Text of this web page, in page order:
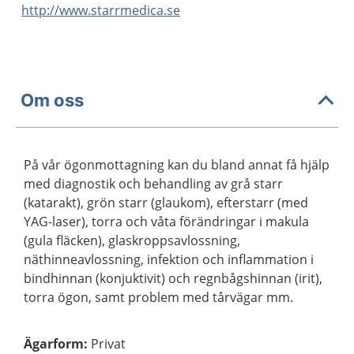
http://www.starrmedica.se
Om oss
På vår ögonmottagning kan du bland annat få hjälp
med diagnostik och behandling av grå starr
(katarakt), grön starr (glaukom), efterstarr (med
YAG-laser), torra och våta förändringar i makula
(gula fläcken), glaskroppsavlossning,
näthinneavlossning, infektion och inflammation i
bindhinnan (konjuktivit) och regnbågshinnan (irit),
torra ögon, samt problem med tårvägar mm.
Ägarform: Privat